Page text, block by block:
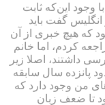
وجود این‌که ثابت
گفت باید
که هیچ خبری از آن
کردم، اما خانم
داشتند، اصلا زیر
پانزده سال سابقه
۷۲ تأییدیه استادهای من وجود دارد که
تا ضعف زبان